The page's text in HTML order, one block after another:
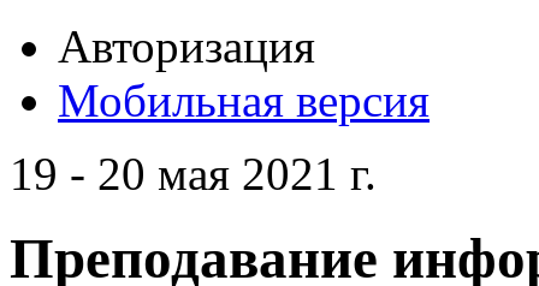
Авторизация
Мобильная версия
19 - 20 мая 2021 г.
Преподавание